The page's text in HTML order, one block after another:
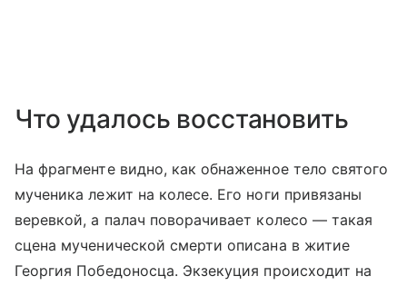
Что удалось восстановить
На фрагменте видно, как обнаженное тело святого
мученика лежит на колесе. Его ноги привязаны
веревкой, а палач поворачивает колесо — такая
сцена мученической смерти описана в житие
Георгия Победоносца. Экзекуция происходит на